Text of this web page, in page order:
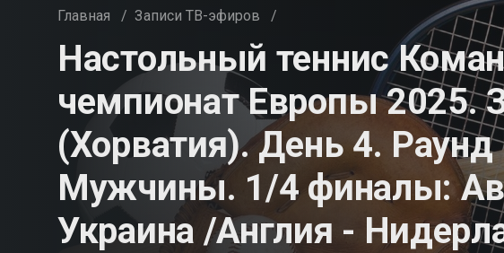
Главная / Записи ТВ-эфиров /
Настольный теннис
чемпионат Европы 2025.
(Хорватия). День 4. Раунд
Мужчины. 1/4 финалы:
Украина /Англия -